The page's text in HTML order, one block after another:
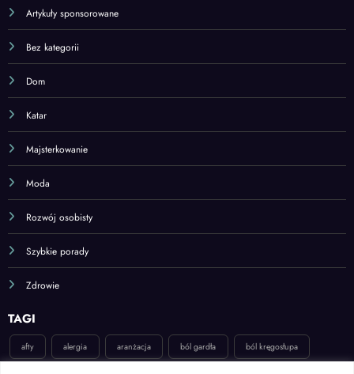
Bez kategorii
Dom
Katar
Majsterkowanie
Moda
Rozwój osobisty
Szybkie porady
Zdrowie
afty
dekoracje dieta dom dziecko ekologia inspiracje